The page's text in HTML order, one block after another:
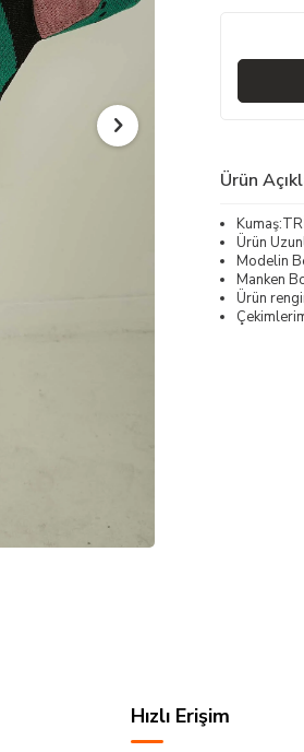
Ürün
Ürün
Modelin
Manken
Ürün
Hızlı Erişim